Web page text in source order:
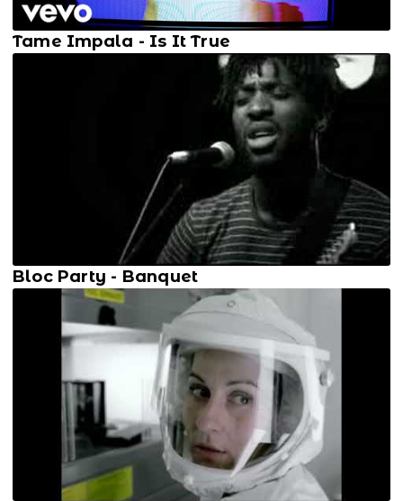
Tame Impala - Is It True
Bloc Party - Banquet